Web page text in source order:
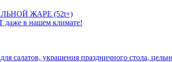
ЖАРЕ (52t+)
в нашем климате!
украшения праздничного стола,